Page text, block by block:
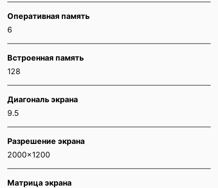
Оперативная память
6
Встроенная память
128
Диагональ экрана
9.5
Разрешение экрана
2000x1200
Матрица экрана